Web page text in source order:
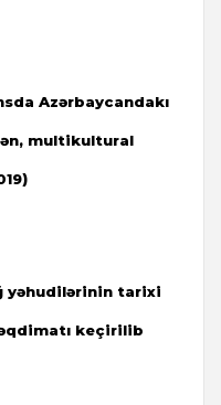
Azərbaycandakı
multikultural
yəhudilərinin tarixi
keçirilib